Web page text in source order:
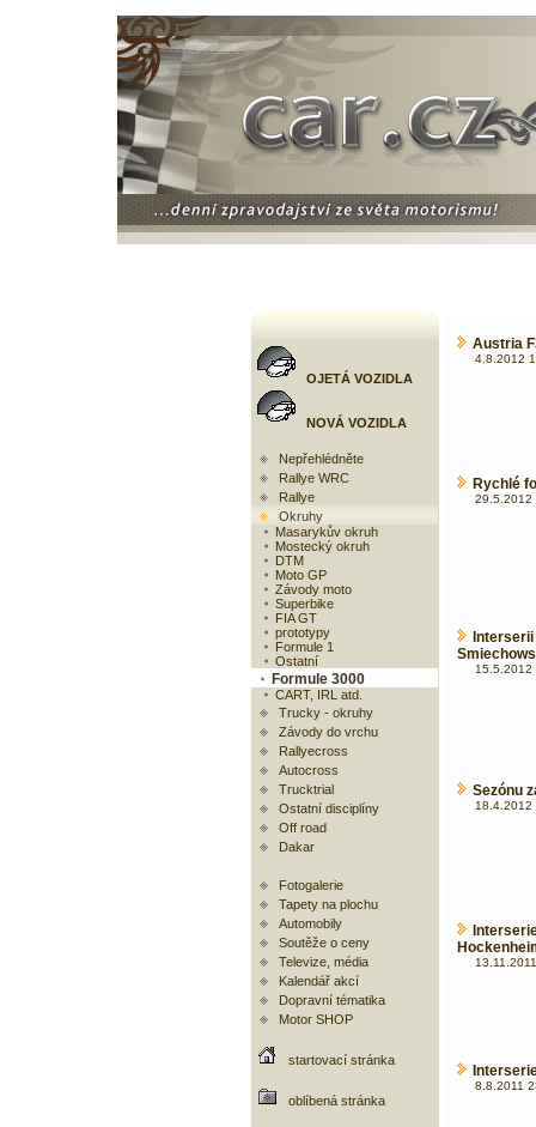
OJETÁ VOZIDLA
NOVÁ VOZIDLA
Nepřehlédněte
Rallye WRC
Rallye
Okruhy
Masarykův okruh
Mostecký okruh
DTM
Moto GP
Závody moto
Superbike
FIA GT
prototypy
Formule 1
Ostatní
Formule 3000
CART, IRL atd.
Trucky - okruhy
Závody do vrchu
Rallyecross
Autocross
Trucktrial
Ostatní disciplíny
Off road
Dakar
Fotogalerie
Tapety na plochu
Automobily
Soutěže o ceny
Televize, média
Kalendář akcí
Dopravní tématika
Motor SHOP
startovací stránka
oblíbená stránka
Austria
4.8.2012
Rychlé
29.5.2012
15.5.2012
Sezónu
18.4.2012
8.8.2011